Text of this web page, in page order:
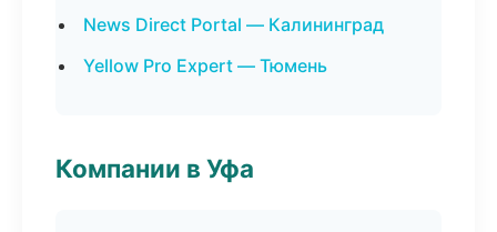
News Direct Portal — Калининград
Yellow Pro Expert — Тюмень
Компании в Уфа